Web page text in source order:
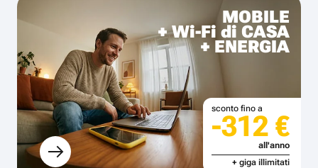
MOBILE
+ Wi-Fi di CASA
+ ENERGIA
sconto fino a
-312 €
all'anno
+ giga illimitati